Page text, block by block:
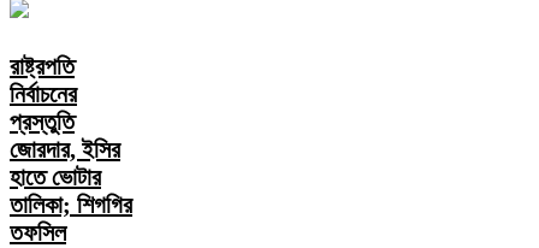
রাষ্ট্রপতি
নির্বাচনের
প্রস্তুতি
জোরদার, ইসির
হাতে ভোটার
তালিকা; শিগগির
তফসিল